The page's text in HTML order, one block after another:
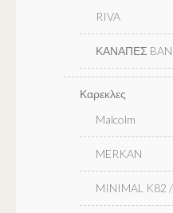
RIVA
ΚΑΝΑΠΕΣ
Καρεκλες
Malcolm
MERKAN
MINIMAL K82